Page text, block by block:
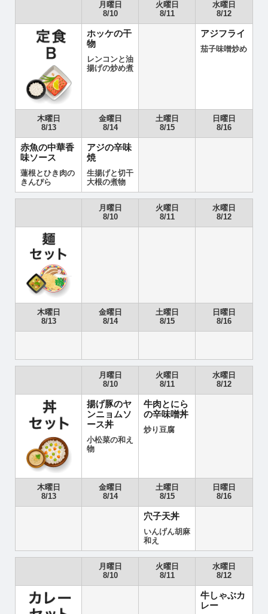
月曜日
8/10
火曜日
8/11
水曜日
8/12
ホッケの干
物
レンコンと油
揚げの炒め煮
アジフライ
茄子味噌炒め
木曜日
8/13
金曜日
8/14
土曜日
8/15
日曜日
8/16
赤魚の中華香
味ソース
蓮根とひき肉の
きんぴら
アジの辛味
焼
生揚げと切干
大根の煮物
月曜日
8/10
火曜日
8/11
水曜日
8/12
木曜日
8/13
金曜日
8/14
土曜日
8/15
日曜日
8/16
月曜日
8/10
火曜日
8/11
水曜日
8/12
揚げ豚のヤ
ンニョムソ
ース丼
小松菜の和え
物
牛肉とにら
の辛味噌丼
炒り豆腐
木曜日
8/13
金曜日
8/14
土曜日
8/15
日曜日
8/16
穴子天丼
いんげん胡麻
和え
月曜日
8/10
火曜日
8/11
水曜日
8/12
牛しゃぶカ
レー